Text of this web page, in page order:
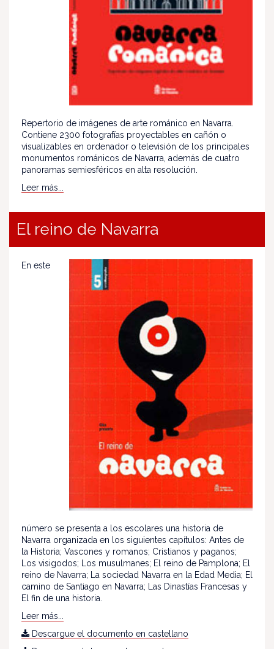
Repertorio de imágenes de arte románico en Navarra.
Contiene 2300 fotografías proyectables en cañón o
visualizables en ordenador o televisión de los principales
monumentos románicos de Navarra, además de cuatro
panoramas semiesféricos en alta resolución.
Leer más...
El reino de Navarra
En este
número se presenta a los escolares una historia de
Navarra organizada en los siguientes capítulos: Antes de
la Historia; Vascones y romanos; Cristianos y paganos;
Los visigodos; Los musulmanes; El reino de Pamplona; El
reino de Navarra; La sociedad Navarra en la Edad Media; El
camino de Santiago en Navarra; Las Dinastías Francesas y
El fin de una historia.
Leer más...
Descargue el documento en castellano